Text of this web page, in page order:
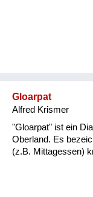
Gloarpat
Alfred Krismer
"Gloarpat" ist ein
Oberland. Es
(z.B. Mittagessen)